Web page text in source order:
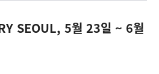
SEOUL, 5월 23일 ~ 6월